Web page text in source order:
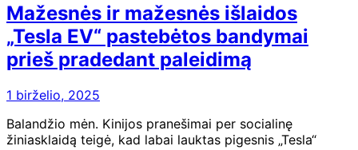
Mažesnės ir mažesnės išlaidos
„Tesla EV“ pastebėtos bandymai
prieš pradedant paleidimą
1 birželio, 2025
Balandžio mėn. Kinijos pranešimai per socialinę
žiniasklaidą teigė, kad labai lauktas pigesnis „Tesla“